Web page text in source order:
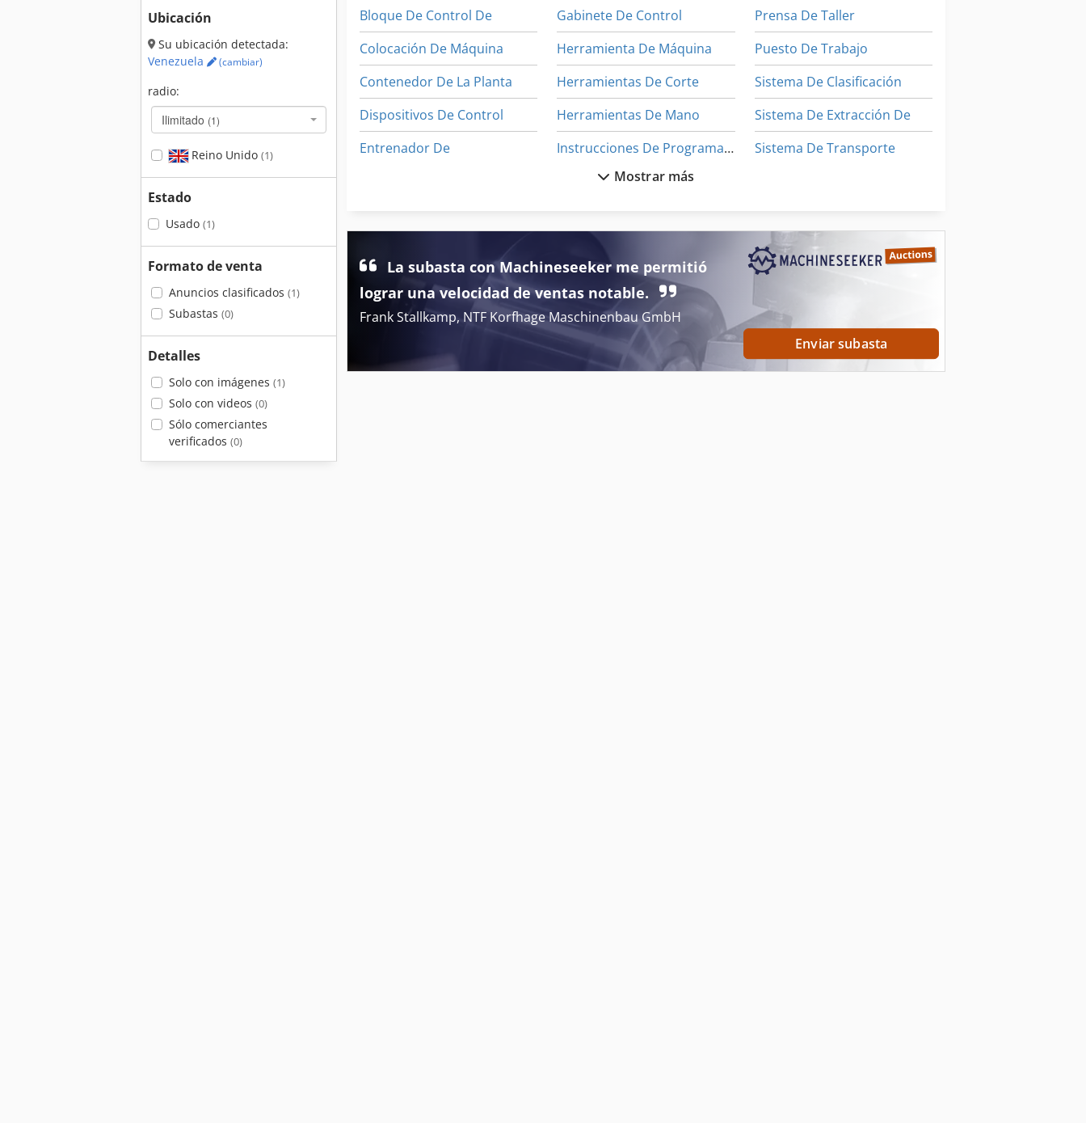
Ubicación
Su ubicación detectada:
Venezuela
(cambiar)
radio:
Ilimitado (1)
Reino Unido (1)
Estado
Usado (1)
Formato de venta
Anuncios clasificados (1)
Subastas (0)
Detalles
Solo con imágenes (1)
Solo con videos (0)
Sólo comerciantes
verificados (0)
Bloque De Control De
Colocación De Máquina
Contenedor De La Planta
Dispositivos De Control
Entrenador De
Extracción Industrial
Gabinete De Control
Herramienta De Máquina
Herramientas De Corte
Herramientas De Mano
Instrucciones De Programación
Invernaderos De
Placa De Montaje
Prensa De Taller
Puesto De Trabajo
Sistema De Clasificación
Sistema De Extracción De
Sistema De Transporte
Mostrar más
La subasta con Machineseeker me permitió
lograr una velocidad de ventas notable.
Frank Stallkamp, NTF Korfhage Maschinenbau GmbH
Enviar subasta